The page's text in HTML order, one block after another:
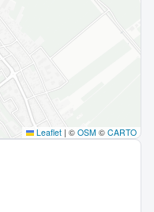
Leaflet | © OSM © CARTO